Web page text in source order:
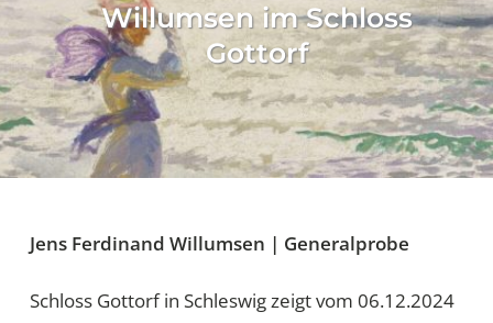
Willumsen im Schloss
Gottorf
Jens Ferdinand Willumsen | Generalprobe
Schloss Gottorf in Schleswig zeigt vom 06.12.2024